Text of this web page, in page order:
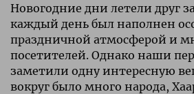
Новогодние дни летели друг
каждый день был наполнен
праздничной атмосферой и
посетителей. Однако наши
заметили одну интересную
вокруг было много народа,